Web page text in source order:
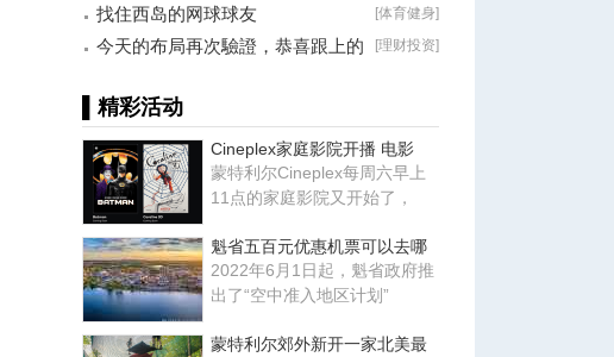
[体育健身]
找住西岛的网球球友
[理财投资]
今天的布局再次驗證，恭喜跟上的
▌精彩活动
Cineplex家庭影院开播 电影
蒙特利尔Cineplex每周六早上
11点的家庭影院又开始了，
魁省五百元优惠机票可以去哪
2022年6月1日起，魁省政府推
出了“空中准入地区计划”
蒙特利尔郊外新开一家北美最